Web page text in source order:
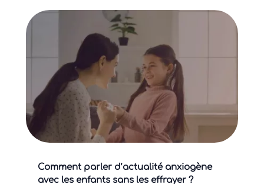
Comment parler d’actualité anxiogène
avec les enfants sans les effrayer ?